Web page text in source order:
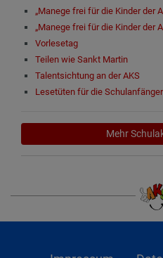
„Manege frei für die Kinder der
„Manege frei für die Kinder der
Vorlesetag
Teilen wie Sankt Martin
Talentsichtung an der AKS
Lesetüten für die Schulanfänger
Mehr